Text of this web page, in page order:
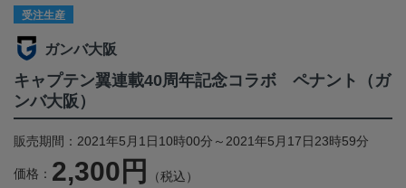
受注生産
ガンバ大阪
キャプテン翼連載40周年記念コラボ ペナント（ガ
ンバ大阪）
販売期間：2021年5月1日10時00分～2021年5月17日23時59分
価格： 2,300円 （税込）